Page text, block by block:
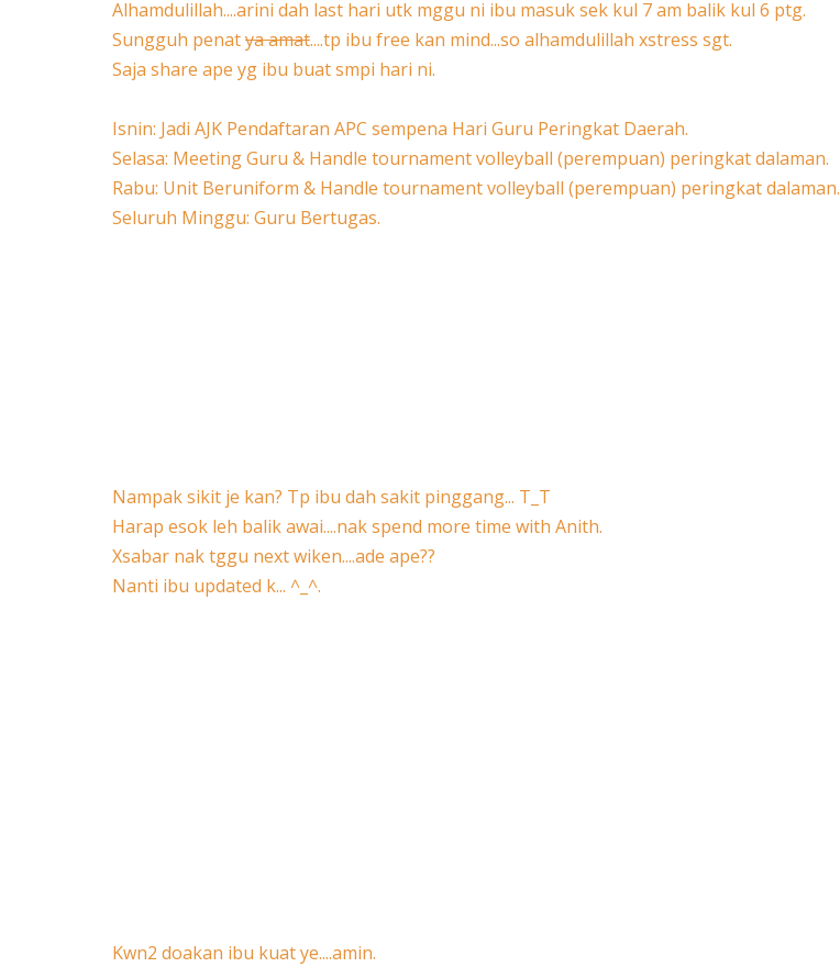
Alhamdulillah....arini dah last hari utk mggu ni ibu masuk sek kul 7 am balik kul 6 ptg.
Sungguh penatya amat....tp ibu free kan mind...so alhamdulillah xstress sgt.
Saja share ape yg ibu buat smpi hari ni.
Isnin: Jadi AJK Pendaftaran APC sempena Hari Guru Peringkat Daerah.
Selasa: Meeting Guru & Handle tournament volleyball (perempuan) peringkat dalaman.
Rabu: Unit Beruniform & Handle tournament volleyball (perempuan) peringkat dalaman.
Seluruh Minggu: Guru Bertugas.
Nampak sikit je kan? Tp ibu dah sakit pinggang... T_T
Harap esok leh balik awai....nak spend more time with Anith.
Xsabar nak tggu next wiken....ade ape??
Nanti ibu updated k... ^_^.
Kwn2 doakan ibu kuat ye....amin.